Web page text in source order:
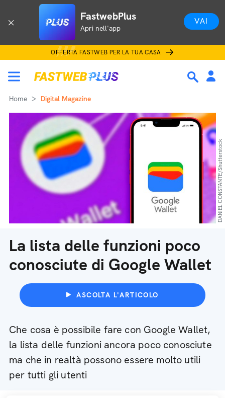
FastwebPlus
Apri nell'app
VAI
OFFERTA FASTWEB PER LA TUA CASA
Home Digital Magazine
La lista delle funzioni poco
conosciute di Google Wallet
ASCOLTA L'ARTICOLO
Che cosa è possibile fare con Google Wallet,
la lista delle funzioni ancora poco conosciute
ma che in realtà possono essere molto utili
per tutti gli utenti
DANIEL CONSTANTE/Shutterstock